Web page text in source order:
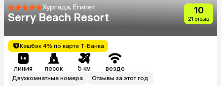
Хургада, Египет
Serry Beach Resort
10
21 отзыв
Кешбэк 4% по карте Т-Банка
линия песок 5 км везде
Двухкомнатные номера
Отзывы за этот год